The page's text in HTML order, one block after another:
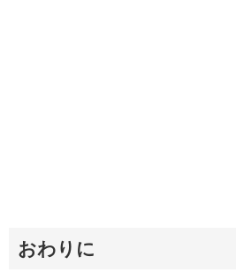
おわりに